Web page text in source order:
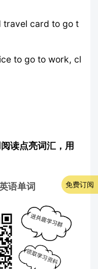
travel card to go t
to go to work, cl
阅读点亮词汇，用
语单词 免费订阅